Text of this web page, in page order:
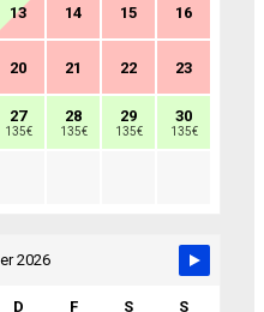
13 14 15 16
20 21 22 23
27
135€
28
135€
29
135€
30
135€
2026
D F S S